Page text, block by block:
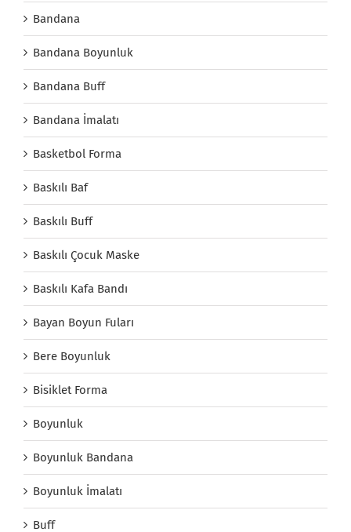
Bandana
Bandana Boyunluk
Bandana Buff
Bandana İmalatı
Basketbol Forma
Baskılı Baf
Baskılı Buff
Baskılı Çocuk Maske
Baskılı Kafa Bandı
Bayan Boyun Fuları
Bere Boyunluk
Bisiklet Forma
Boyunluk
Boyunluk Bandana
Boyunluk İmalatı
Buff